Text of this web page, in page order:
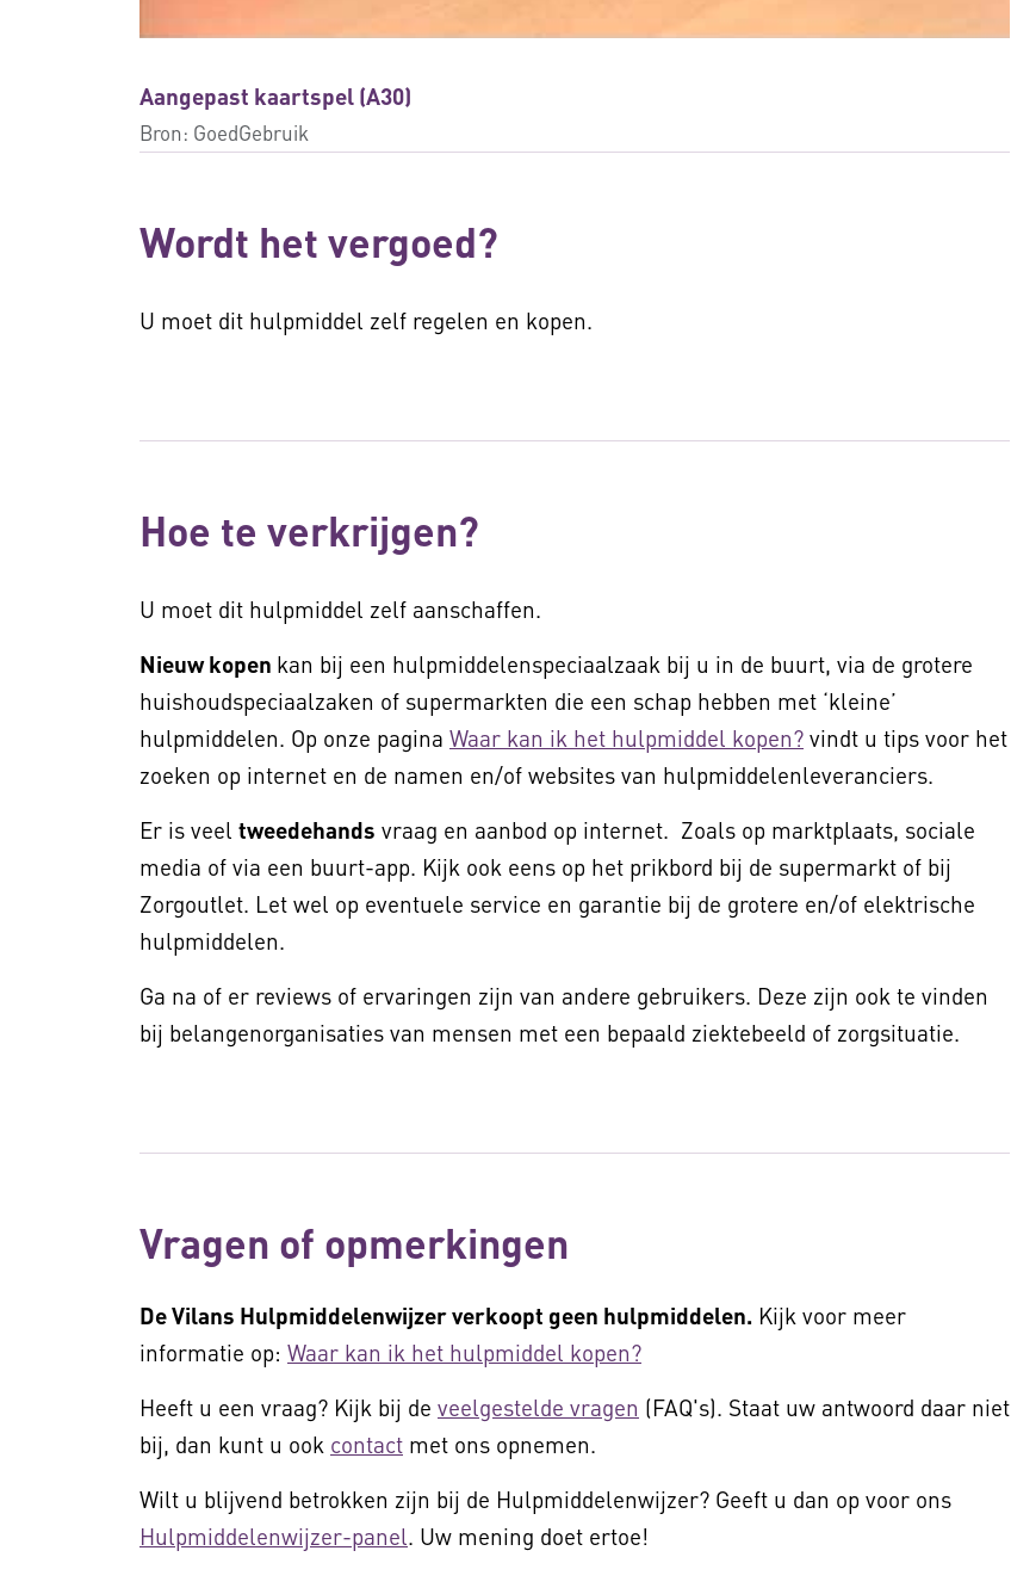
Aangepast kaartspel (A30)
Bron: GoedGebruik
Wordt het vergoed?
U moet dit hulpmiddel zelf regelen en kopen.
Hoe te verkrijgen?
U moet dit hulpmiddel zelf aanschaffen.
Nieuw kopen kan bij een hulpmiddelenspeciaalzaak bij u in de buurt, via de grotere
huishoudspeciaalzaken of supermarkten die een schap hebben met ‘kleine’
hulpmiddelen. Op onze pagina Waar kan ik het hulpmiddel kopen? vindt u tips voor het
zoeken op internet en de namen en/of websites van hulpmiddelenleveranciers.
Er is veel tweedehands vraag en aanbod op internet. Zoals op marktplaats, sociale
media of via een buurt-app. Kijk ook eens op het prikbord bij de supermarkt of bij
Zorgoutlet. Let wel op eventuele service en garantie bij de grotere en/of elektrische
hulpmiddelen.
Ga na of er reviews of ervaringen zijn van andere gebruikers. Deze zijn ook te vinden
bij belangenorganisaties van mensen met een bepaald ziektebeeld of zorgsituatie.
Vragen of opmerkingen
De Vilans Hulpmiddelenwijzer verkoopt geen hulpmiddelen. Kijk voor meer
informatie op: Waar kan ik het hulpmiddel kopen?
Heeft u een vraag? Kijk bij de veelgestelde vragen (FAQ's). Staat uw antwoord daar niet
bij, dan kunt u ook contact met ons opnemen.
Wilt u blijvend betrokken zijn bij de Hulpmiddelenwijzer? Geeft u dan op voor ons
Hulpmiddelenwijzer-panel. Uw mening doet ertoe!